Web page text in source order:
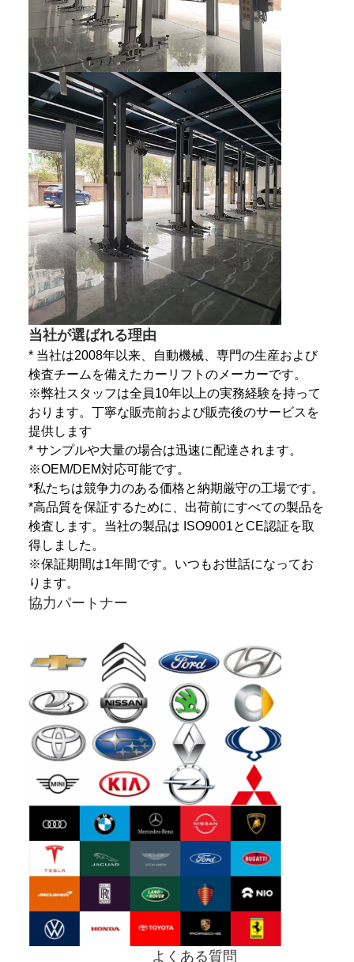
当社が選ばれる理由
* 当社は2008年以来、自動機械、専門の生産および
検査チームを備えたカーリフトのメーカーです。
※弊社スタッフは全員10年以上の実務経験を持って
おります。丁寧な販売前および販売後のサービスを
提供します
* サンプルや大量の場合は迅速に配達されます。
※OEM/DEM対応可能です。
*私たちは競争力のある価格と納期厳守の工場です。
*高品質を保証するために、出荷前にすべての製品を
検査します。当社の製品は ISO9001とCE認証を取
得しました。
※保証期間は1年間です。いつもお世話になってお
ります。
協力パートナー
よくある質問